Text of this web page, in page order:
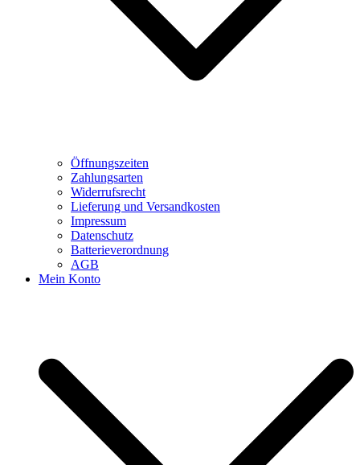
Öffnungszeiten
Zahlungsarten
Widerrufsrecht
Lieferung und Versandkosten
Impressum
Datenschutz
Batterieverordnung
AGB
Mein Konto